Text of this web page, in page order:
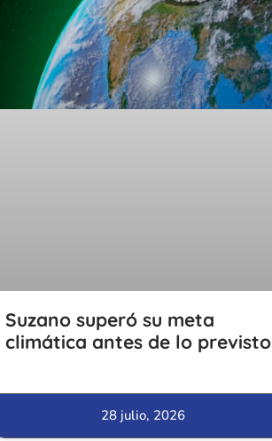
Suzano superó su meta
climática antes de lo previsto
28 julio, 2026